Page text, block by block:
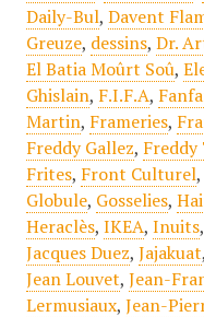
Daily-Bul, Davent
Greuze, dessins, Dr.
El Batia Moûrt Soû,
Ghislain, F.I.F.A,
Martin, Frameries,
Freddy Gallez, Freddy
Frites, Front Culturel,
Globule, Gosselies,
Heraclès, IKEA, Inuits,
Jacques Duez, Jajakuat,
Jean Louvet, Jean-
Lermusiaux, Jean-